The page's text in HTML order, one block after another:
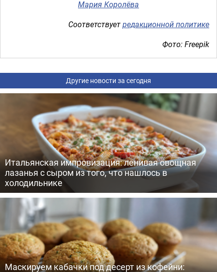
Мария Королёва
Соответствуетредакционной политике
Фото: Freepik
Другие новости за сегодня
Итальянская импровизация: ленивая овощная
лазанья с сыром из того, что нашлось в
холодильнике
Маскируем кабачки под десерт из кофейни: